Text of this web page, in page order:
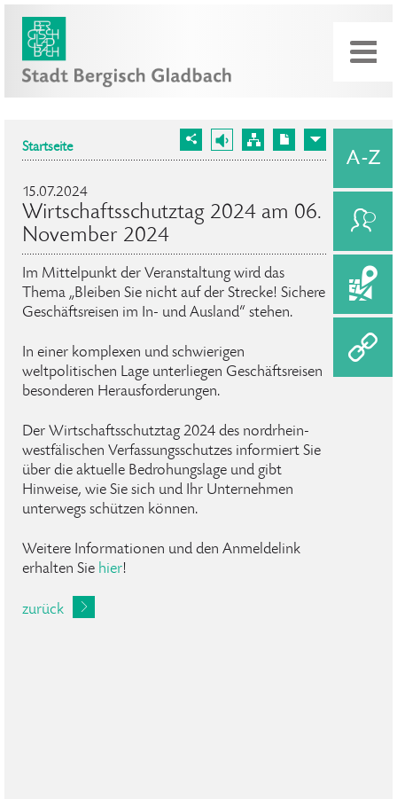
Startseite
15.07.2024
Wirtschaftsschutztag 2024 am 06.
November 2024
Im Mittelpunkt der Veranstaltung wird das
Thema „Bleiben Sie nicht auf der Strecke! Sichere
Geschäftsreisen im In- und Ausland“ stehen.
In einer komplexen und schwierigen
weltpolitischen Lage unterliegen Geschäftsreisen
besonderen Herausforderungen.
Der Wirtschaftsschutztag 2024 des nordrhein-
westfälischen Verfassungsschutzes informiert Sie
über die aktuelle Bedrohungslage und gibt
Hinweise, wie Sie sich und Ihr Unternehmen
unterwegs schützen können.
Weitere Informationen und den Anmeldelink
erhalten Sie hier!
zurück